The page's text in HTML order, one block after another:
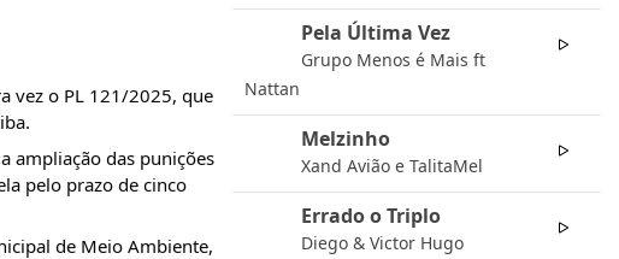
vez o PL 121/2025, que
ampliação das punições
pelo prazo de cinco
de Meio Ambiente,
Pela Última Vez
Grupo Menos é Mais ft
Nattan
Melzinho
Xand Avião e TalitaMel
Errado o Triplo
Diego & Victor Hugo